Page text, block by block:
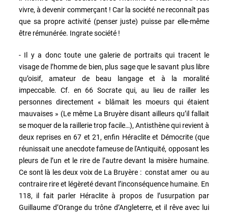
vivre, à devenir commerçant ! Car la société ne reconnaît pas
que sa propre activité (penser juste) puisse par elle-même
être rémunérée. Ingrate société !
- Il y a donc toute une galerie de portraits qui tracent le
visage de l’homme de bien, plus sage que le savant plus libre
qu’oisif, amateur de beau langage et à la moralité
impeccable. Cf. en 66 Socrate qui, au lieu de railler les
personnes directement « blâmait les moeurs qui étaient
mauvaises » (Le même La Bruyère disant ailleurs qu’il fallait
se moquer de la raillerie trop facile…), Antisthène qui revient à
deux reprises en 67 et 21, enfin Héraclite et Démocrite (que
réunissait une anecdote fameuse de l'Antiquité, opposant les
pleurs de l’un et le rire de l’autre devant la misère humaine.
Ce sont là les deux voix de La Bruyère : constat amer ou au
contraire rire et légèreté devant l’inconséquence humaine. En
118, il fait parler Héraclite à propos de l’usurpation par
Guillaume d’Orange du trône d’Angleterre, et il rêve avec lui